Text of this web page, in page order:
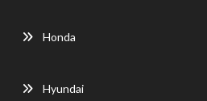
Honda
Hyundai